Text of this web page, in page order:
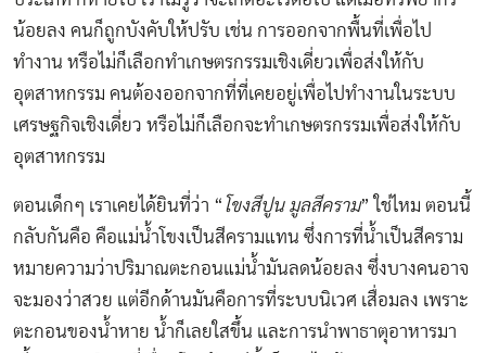
น้อยลง คนก็ถูกบังคับให้ปรับ เช่น การออกจากพื้นที่เพื่อไป
ทำงาน หรือไม่ก็เลือกทำเกษตรกรรมเชิงเดี่ยวเพื่อส่งให้กับ
อุตสาหกรรม คนต้องออกจากที่ที่เคยอยู่เพื่อไปทำงานในระบบ
เศรษฐกิจเชิงเดี่ยว หรือไม่ก็เลือกจะทำเกษตรกรรมเพื่อส่งให้กับ
อุตสาหกรรม
ตอนเด็กๆ เราเคยได้ยินที่ว่า “ โขงสีปูน มูลสีคราม” ใช่ไหม ตอนนี้
กลับกันคือ คือแม่น้ำโขงเป็นสีครามแทน ซึ่งการที่น้ำเป็นสีคราม
หมายความว่าปริมาณตะกอนแม่น้ำมันลดน้อยลง ซึ่งบางคนอาจ
จะมองว่าสวย แต่อีกด้านมันคือการที่ระบบนิเวศ เสื่อมลง เพราะ
ตะกอนของน้ำหาย น้ำก็เลยใสขึ้น และการนำพาธาตุอาหารมา